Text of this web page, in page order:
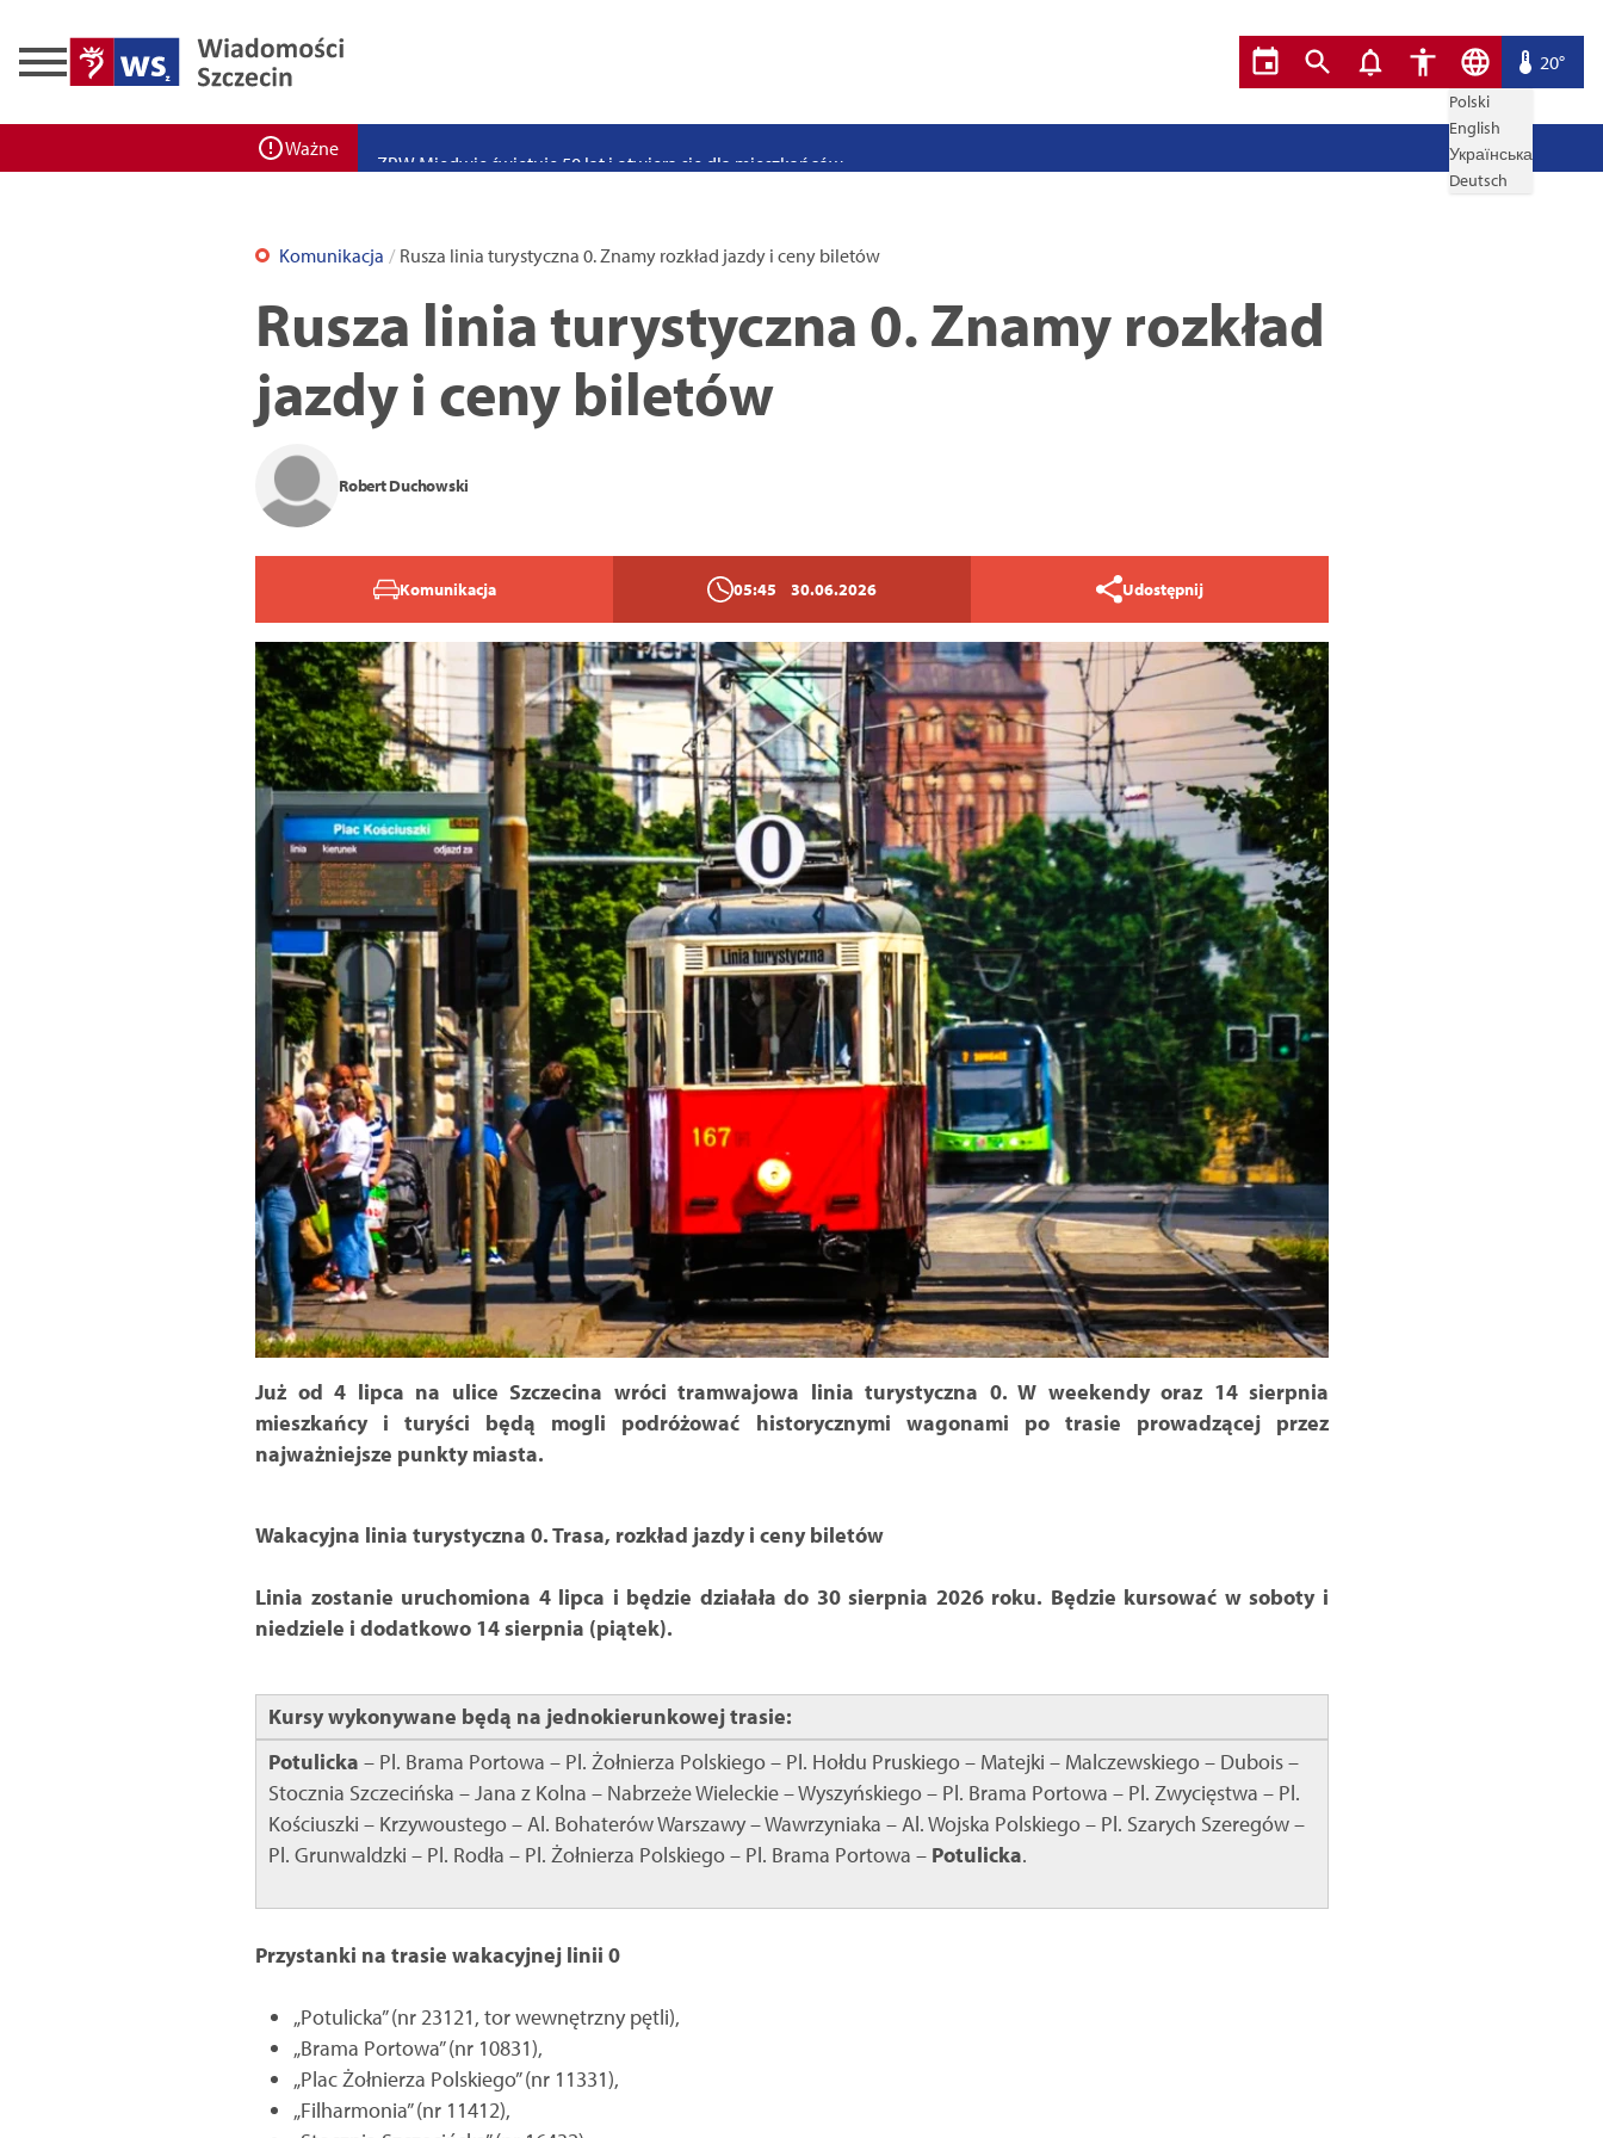
Polski
English
Українська
Deutsch
20°
Ważne
Komunikacja Rusza linia turystyczna 0. Znamy rozkład jazdy i ceny biletów
Rusza linia turystyczna 0. Znamy rozkład
jazdy i ceny biletów
Robert Duchowski
Komunikacja 05:45 30.06.2026 Udostępnij
Już od 4 lipca na ulice Szczecina wróci tramwajowa linia turystyczna 0. W weekendy oraz 14 sierpnia
mieszkańcy i turyści będą mogli podróżować historycznymi wagonami po trasie prowadzącej przez
najważniejsze punkty miasta.
Wakacyjna linia turystyczna 0. Trasa, rozkład jazdy i ceny biletów
Linia zostanie uruchomiona 4 lipca i będzie działała do 30 sierpnia 2026 roku. Będzie kursować w soboty i
niedziele i dodatkowo 14 sierpnia (piątek).
Kursy wykonywane będą na jednokierunkowej trasie:
Potulicka – Pl. Brama Portowa – Pl. Żołnierza Polskiego – Pl. Hołdu Pruskiego – Matejki – Malczewskiego – Dubois –
Stocznia Szczecińska – Jana z Kolna – Nabrzeże Wieleckie – Wyszyńskiego – Pl. Brama Portowa – Pl. Zwycięstwa – Pl.
Kościuszki – Krzywoustego – Al. Bohaterów Warszawy – Wawrzyniaka – Al. Wojska Polskiego – Pl. Szarych Szeregów –
Pl. Grunwaldzki – Pl. Rodła – Pl. Żołnierza Polskiego – Pl. Brama Portowa – Potulicka.
Przystanki na trasie wakacyjnej linii 0
„Potulicka” (nr 23121, tor wewnętrzny pętli),
„Brama Portowa” (nr 10831),
„Plac Żołnierza Polskiego” (nr 11331),
„Filharmonia” (nr 11412),